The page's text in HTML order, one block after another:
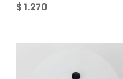
$1.270